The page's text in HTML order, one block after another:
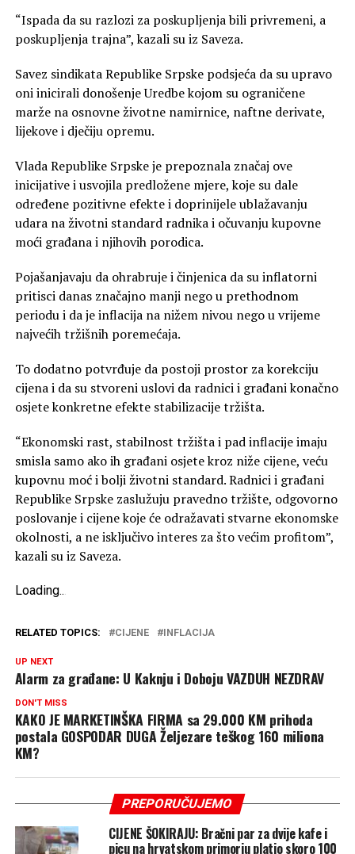
“Ispada da su razlozi za poskupljenja bili privremeni, a
poskupljenja trajna”, kazali su iz Saveza.
Savez sindikata Republike Srpske podsjeća da su upravo
oni inicirali donošenje Uredbe kojom su ograničene
marže na osnovne životne namirnice, naftne derivate,
lijekove i dječiju opremu.
Vlada Republike Srpske je prepoznala značaj ove
inicijative i usvojila predložene mjere, koje su dale
određene pozitivne efekte i doprinijele ublažavanju
udara na životni standard radnika i očuvanju kupovne
moći građana i njihovih porodica.
Pojašanjavaju da ohrabruje i činjenica da su inflatorni
pritisci danas značajno manji nego u prethodnom
periodu i da je inflacija na nižem nivou nego u vrijeme
najvećih tržišnih poremećaja.
To dodatno potvrđuje da postoji prostor za korekciju
cijena i da su stvoreni uslovi da radnici i građani konačno
osjete konkretne efekte stabilizacije tržišta.
“Ekonomski rast, stabilnost tržišta i pad inflacije imaju
smisla samo ako ih građani osjete kroz niže cijene, veću
kupovnu moć i bolji životni standard. Radnici i građani
Republike Srpske zaslužuju pravedno tržište, odgovorno
poslovanje i cijene koje će odražavati stvarne ekonomske
okolnosti, a ne isključivo interes za što većim profitom”,
kazali su iz Saveza.
Loading..
RELATED TOPICS: CIJENE INFLACIJA
UP NEXT
Alarm za građane: U Kaknju i Doboju VAZDUH NEZDRAV
DON'T MISS
KAKO JE MARKETINŠKA FIRMA sa 29.000 KM prihoda
postala GOSPODAR DUGA Željezare teškog 160 miliona
KM?
PREPORUČUJEMO
CIJENE ŠOKIRAJU: Bračni par za dvije kafe i
picu na hrvatskom primorju platio skoro 100